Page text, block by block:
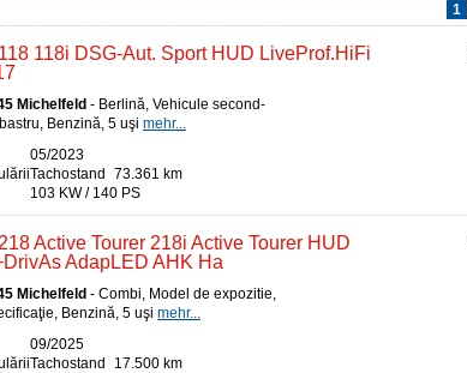
1
118i DSG-Aut. Sport HUD LiveProf.HiFi
Michelfeld - Berlină, Vehicule second-
Benzină, 5 uşi mehr...
05/2023
Tachostand
73.361 km
103 KW / 140 PS
Active Tourer 218i Active Tourer HUD
AdapLED AHK Ha
Michelfeld - Combi, Model de expozitie,
Benzină, 5 uşi mehr...
09/2025
Tachostand
17.500 km